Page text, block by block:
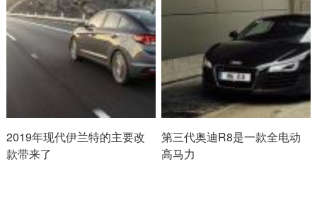
2019年现代伊兰特的主要改
款带来了
第三代奥迪R8是一款全电动
高马力